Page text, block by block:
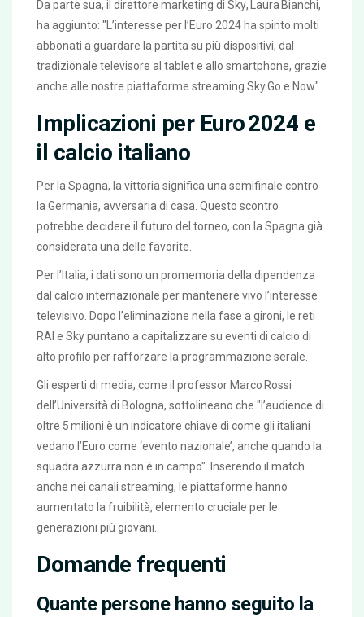
Da parte sua, il direttore marketing di Sky, Laura Bianchi,
ha aggiunto: "L’interesse per l’Euro 2024 ha spinto molti
abbonati a guardare la partita su più dispositivi, dal
tradizionale televisore al tablet e allo smartphone, grazie
anche alle nostre piattaforme streaming Sky Go e Now".
Implicazioni per Euro 2024 e
il calcio italiano
Per la Spagna, la vittoria significa una semifinale contro
la Germania, avversaria di casa. Questo scontro
potrebbe decidere il futuro del torneo, con la Spagna già
considerata una delle favorite.
Per l’Italia, i dati sono un promemoria della dipendenza
dal calcio internazionale per mantenere vivo l’interesse
televisivo. Dopo l’eliminazione nella fase a gironi, le reti
RAI e Sky puntano a capitalizzare su eventi di calcio di
alto profilo per rafforzare la programmazione serale.
Gli esperti di media, come il professor Marco Rossi
dell’Università di Bologna, sottolineano che "l’audience di
oltre 5 milioni è un indicatore chiave di come gli italiani
vedano l’Euro come ‘evento nazionale’, anche quando la
squadra azzurra non è in campo". Inserendo il match
anche nei canali streaming, le piattaforme hanno
aumentato la fruibilità, elemento cruciale per le
generazioni più giovani.
Domande frequenti
Quante persone hanno seguito la